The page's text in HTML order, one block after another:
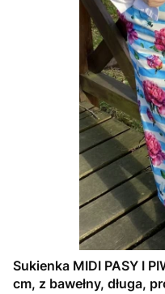
Sukienka MIDI PASY I
cm, z bawełny, długa,